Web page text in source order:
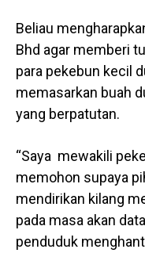
Beliau
Bhd agar memberi
para pekebun kecil
memasarkan buah
yang berpatutan.
“Saya mewakili
memohon supaya
mendirikan kilang
pada masa akan
penduduk